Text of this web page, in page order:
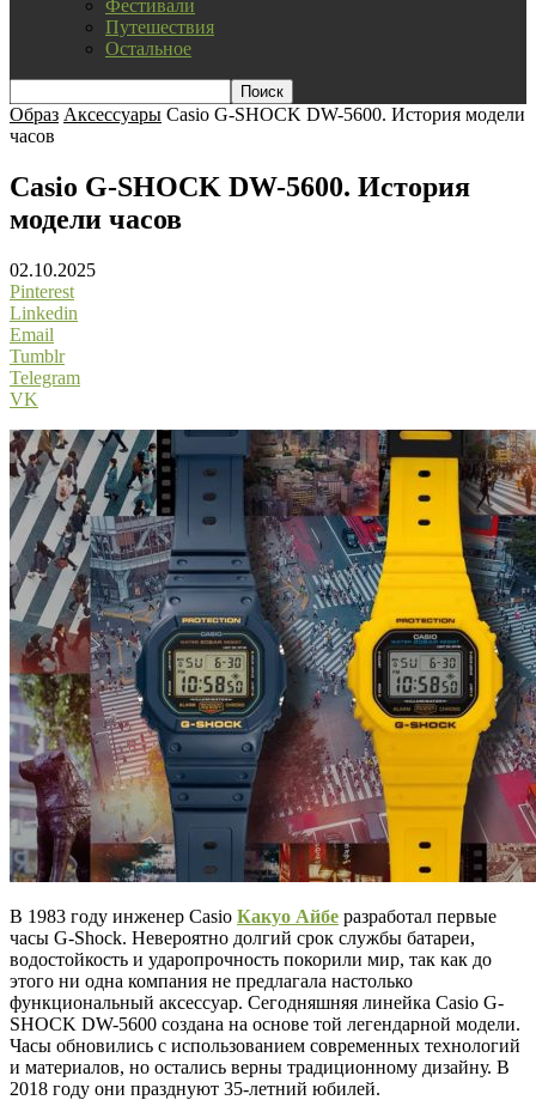
Фестивали
Путешествия
Остальное
Образ Аксессуары Casio G-SHOCK DW-5600. История модели
часов
Casio G-SHOCK DW-5600. История
модели часов
02.10.2025
Pinterest
Linkedin
Email
Tumblr
Telegram
VK
В 1983 году инженер Casio Какуо Айбе разработал первые
часы G-Shock. Невероятно долгий срок службы батареи,
водостойкость и ударопрочность покорили мир, так как до
этого ни одна компания не предлагала настолько
функциональный аксессуар. Сегодняшняя линейка Casio G-
SHOCK DW-5600 создана на основе той легендарной модели.
Часы обновились с использованием современных технологий
и материалов, но остались верны традиционному дизайну. В
2018 году они празднуют 35-летний юбилей.